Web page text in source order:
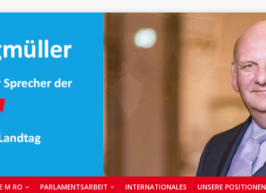
M RO PARLAMENTSARBEIT INTERNATIONALES UNSERE POSITIONEN